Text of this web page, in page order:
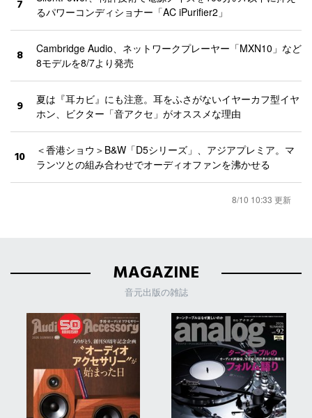
7
るパワーコンディショナー「AC iPurifier2」
8
Cambridge Audio、ネットワークプレーヤー「MXN10」など
8モデルを8/7より発売
9
夏は『耳カビ』にも注意。耳をふさがないイヤーカフ型イヤ
ホン、ビクター「音アクセ」がオススメな理由
10
＜香港ショウ＞B&W「D5シリーズ」、アジアプレミア。マ
ランツとの組み合わせでオーディオファンを沸かせる
8/10 10:33 更新
MAGAZINE
音元出版の雑誌